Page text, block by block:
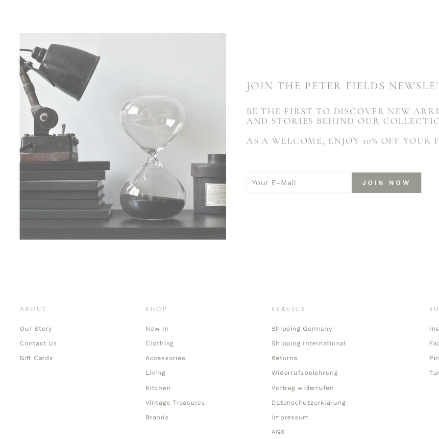
JOIN THE PETER FIELDS
BE THE FIRST TO DISCOVER NEW
AND STORIES BEHIND OUR
AS A WELCOME, ENJOY 10% OFF YOUR
E-
NOW
JOIN NOW
ABOUT
Our Story
Contact Us
Gift Cards
SHOP
New In
Clothing
Accessories
Living
Kitchen
Vintage Treasures
Brands
SERVICE
Shipping Germany
Shipping International
Returns
Widerrufsbelehrung
Vertrag widerrufen
Datenschutzerklärung
Impressum
AGB